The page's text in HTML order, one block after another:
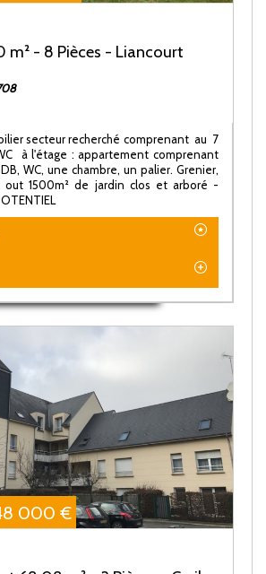
m² - 8 Pièces - Liancourt
secteur recherché comprenant au 7
à l'étage : appartement comprenant
WC, une chambre, un palier. Grenier,
out 1500m² de jardin clos et arboré -
000 €